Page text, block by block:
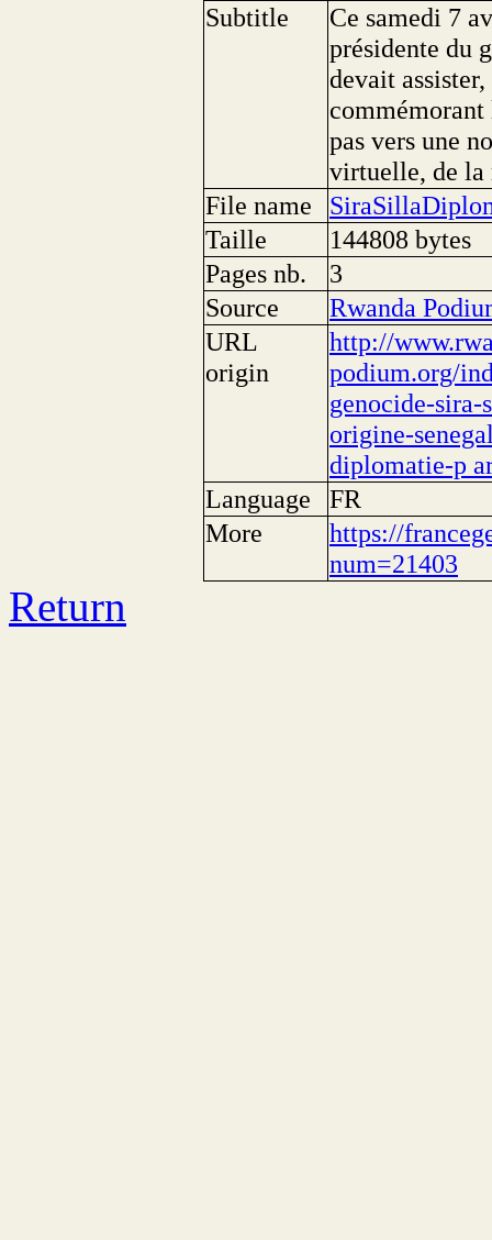
Subtitle
Ce samedi 7
présidente du
devait
pas vers une
virtuelle, de la
File name
Taille
144808 bytes
Pages nb.
3
Source
Rwanda
URL
origin
http://
podium.org/
genocide-sira-
origine-
diplomatie-p
Language
FR
More
https://
num=21403
Return